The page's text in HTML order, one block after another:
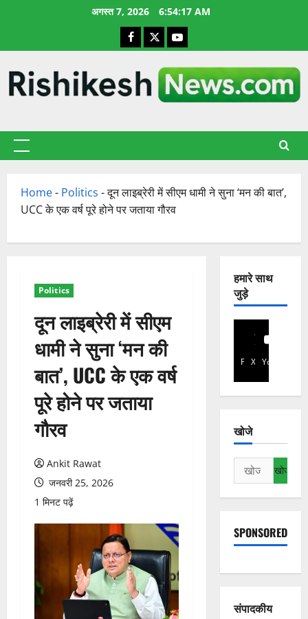
अगस्त 7, 2026 6:54:18 AM
Facebook
X YouTube
प्राथमिक
Home- Politics -दून लाइब्रेरी में सीएम धामी ने सुना ‘मन की बात’,
UCC के एक वर्ष पूरे होने पर जताया गौरव
Politics
दून लाइब्रेरी में सीएम
धामी ने सुना ‘मन की
बात’, UCC के एक वर्ष
पूरे होने पर जताया
गौरव
Ankit Rawat
जनवरी 25, 2026
1 मिनट पढ़ें
हमारे साथ
जुड़े
Facebook
X YouTube
खोजे
निम्न
को
खोजें:
SPONSORED
संपादकीय